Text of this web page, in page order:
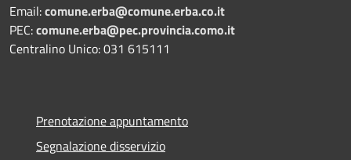
Email:comune.erba@comune.erba.co.it
PEC:comune.erba@pec.provincia.como.it
Centralino Unico: 031 615111
Prenotazione appuntamento
Segnalazione disservizio